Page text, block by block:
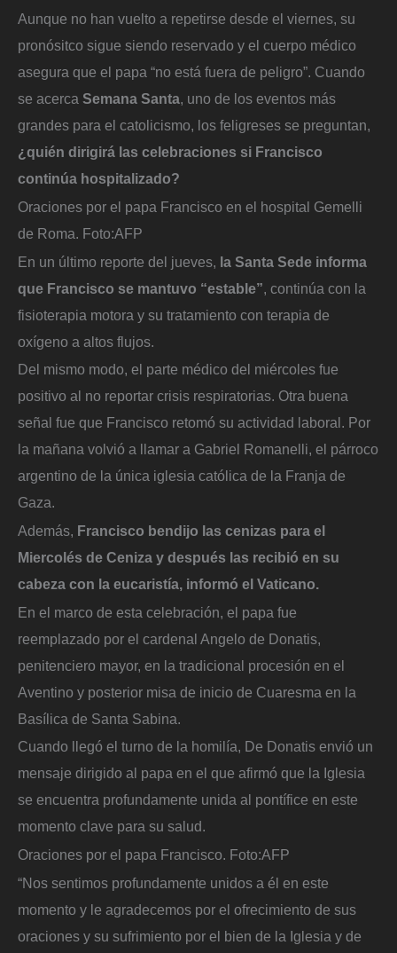
Aunque no han vuelto a repetirse desde el viernes, su
pronósitco sigue siendo reservado y el cuerpo médico
asegura que el papa “no está fuera de peligro”. Cuando
se acerca Semana Santa, uno de los eventos más
grandes para el catolicismo, los feligreses se preguntan,
¿quién dirigirá las celebraciones si Francisco
continúa hospitalizado?
Oraciones por el papa Francisco en el hospital Gemelli
de Roma. Foto:AFP
En un último reporte del jueves, la Santa Sede informa
que Francisco se mantuvo “estable”, continúa con la
fisioterapia motora y su tratamiento con terapia de
oxígeno a altos flujos.
Del mismo modo, el parte médico del miércoles fue
positivo al no reportar crisis respiratorias. Otra buena
señal fue que Francisco retomó su actividad laboral. Por
la mañana volvió a llamar a Gabriel Romanelli, el párroco
argentino de la única iglesia católica de la Franja de
Gaza.
Además, Francisco bendijo las cenizas para el
Miercolés de Ceniza y después las recibió en su
cabeza con la eucaristía, informó el Vaticano.
En el marco de esta celebración, el papa fue
reemplazado por el cardenal Angelo de Donatis,
penitenciero mayor, en la tradicional procesión en el
Aventino y posterior misa de inicio de Cuaresma en la
Basílica de Santa Sabina.
Cuando llegó el turno de la homilía, De Donatis envió un
mensaje dirigido al papa en el que afirmó que la Iglesia
se encuentra profundamente unida al pontífice en este
momento clave para su salud.
Oraciones por el papa Francisco. Foto:AFP
“Nos sentimos profundamente unidos a él en este
momento y le agradecemos por el ofrecimiento de sus
oraciones y su sufrimiento por el bien de la Iglesia y de